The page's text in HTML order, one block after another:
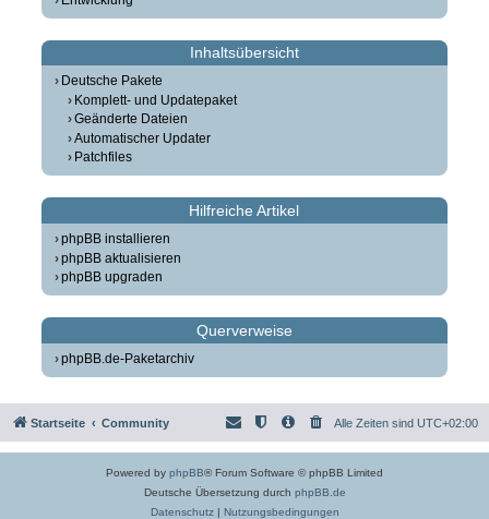
Inhaltsübersicht
Deutsche Pakete
Komplett- und Updatepaket
Geänderte Dateien
Automatischer Updater
Patchfiles
Hilfreiche Artikel
phpBB installieren
phpBB aktualisieren
phpBB upgraden
Querverweise
phpBB.de-Paketarchiv
Startseite Community Alle Zeiten sind UTC+02:00
Powered by phpBB® Forum Software © phpBB Limited
Deutsche Übersetzung durch phpBB.de
Datenschutz| Nutzungsbedingungen